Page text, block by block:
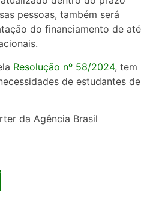
pessoas, também será
do financiamento de até
Resolução nº 58/2024, tem
de estudantes de
da Agência Brasil
at The Big Dog
di Mr Nulls Wicked